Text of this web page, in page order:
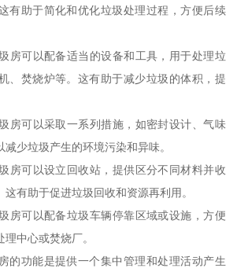
有助于简化和优化垃圾处理过程，方便后续
房可以配备适当的设备和工具，用于处理垃
、焚烧炉等。这有助于减少垃圾的体积，提
房可以采取一系列措施，如密封设计、气味
少垃圾产生的环境污染和异味。
房可以设立回收站，提供区分不同材料并收
有助于促进垃圾回收和资源再利用。
房可以配备垃圾车辆停靠区域或设施，方便
中心或焚烧厂。
的功能是提供一个集中管理和处理活动产生